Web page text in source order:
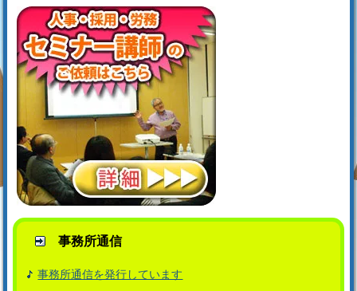
事務所通信
事務所通信を発行しています